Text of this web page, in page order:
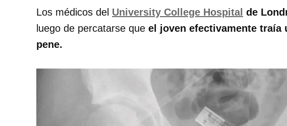
Los médicos del University College Hospital de
luego de percatarse que el joven efectivamente traía
pene.